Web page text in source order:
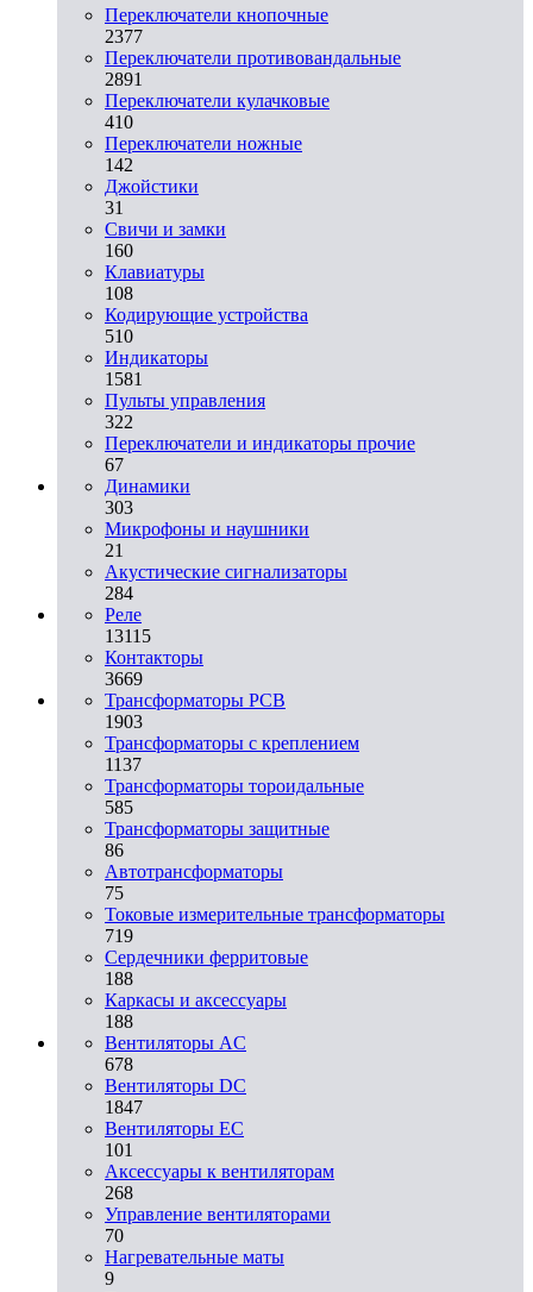
Переключатели кнопочные
2377
Переключатели противовандальные
2891
Переключатели кулачковые
410
Переключатели ножные
142
Джойстики
31
Свичи и замки
160
Клавиатуры
108
Кодирующие устройства
510
Индикаторы
1581
Пульты управления
322
Переключатели и индикаторы прочие
67
Динамики
303
Микрофоны и наушники
21
Акустические сигнализаторы
284
Реле
13115
Контакторы
3669
Трансформаторы PCB
1903
Трансформаторы с креплением
1137
Трансформаторы тороидальные
585
Трансформаторы защитные
86
Автотрансформаторы
75
Токовые измерительные трансформаторы
719
Сердечники ферритовые
188
Каркасы и аксессуары
188
Вентиляторы AC
678
Вентиляторы DC
1847
Вентиляторы EC
101
Аксессуары к вентиляторам
268
Управление вентиляторами
70
Нагревательные маты
9